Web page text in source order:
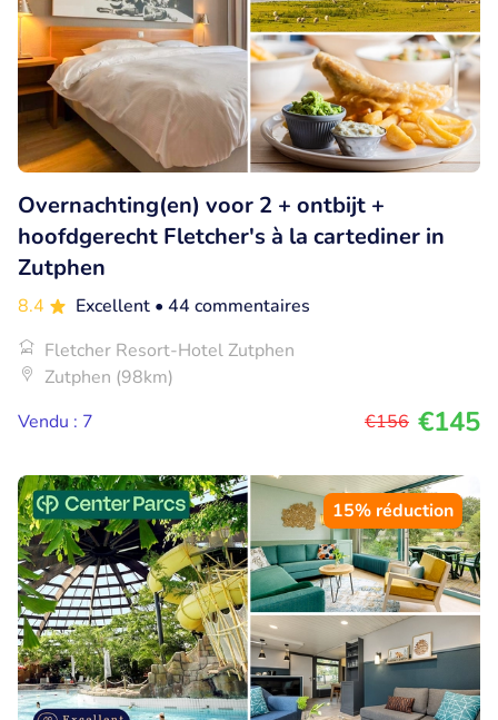
Overnachting(en) voor 2 + ontbijt +
hoofdgerecht Fletcher's à la cartediner in
Zutphen
8.4 Excellent • 44 commentaires
Fletcher Resort-Hotel Zutphen
Zutphen (98km)
Vendu : 7
€156 €145
15% réduction